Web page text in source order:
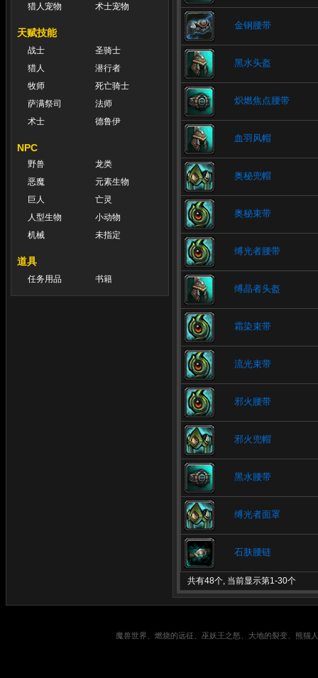
猎人宠物
术士宠物
天赋技能
战士
圣骑士
猎人
潜行者
牧师
死亡骑士
萨满祭司
法师
术士
德鲁伊
NPC
野兽
龙类
恶魔
元素生物
巨人
亡灵
人型生物
小动物
机械
未指定
道具
任务用品 书籍
金钢腰带
黑水头盔
炽燃焦点腰带
血羽风帽
奥秘兜帽
奥秘束带
缚光者腰带
缚晶者头盔
霜染束带
流光束带
邪火腰带
邪火兜帽
黑水腰带
缚光者面罩
石肤腰链
共有48个, 当前显示第1-30个
魔兽世界、燃烧的远征、巫妖王之怒、大地的裂变、熊猫